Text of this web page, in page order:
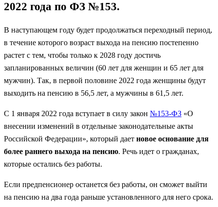
2022 года по ФЗ №153.
В наступающем году будет продолжаться переходный период,
в течение которого возраст выхода на пенсию постепенно
растет с тем, чтобы только к 2028 году достичь
запланированных величин (60 лет для женщин и 65 лет для
мужчин). Так, в первой половине 2022 года женщины будут
выходить на пенсию в 56,5 лет, а мужчины в 61,5 лет.
С 1 января 2022 года вступает в силу закон №153-ФЗ «О
внесении изменений в отдельные законодательные акты
Российской Федерации», который дает новое основание для
более раннего выхода на пенсию. Речь идет о гражданах,
которые остались без работы.
Если предпенсионер останется без работы, он сможет выйти
на пенсию на два года раньше установленного для него срока.